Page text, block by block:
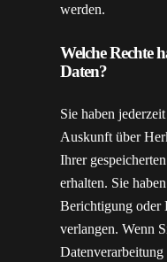
werden.
Welche Rechte
Daten?
Sie haben
Auskunft über
Ihrer
erhalten. Sie
Berichtigung oder
verlangen. Wenn